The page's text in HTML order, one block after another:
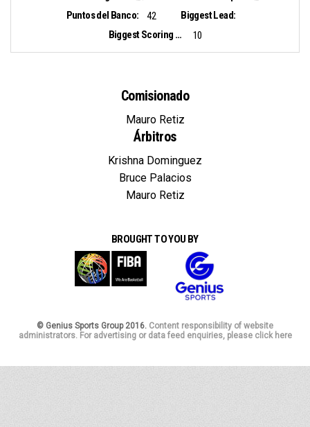
Puntos del Banco:
42
Biggest Lead:
Biggest Scoring Run:
10
Comisionado
Mauro Retiz
Árbitros
Krishna Dominguez
Bruce Palacios
Mauro Retiz
BROUGHT TO YOU BY
© Genius Sports Group 2016. Content responsibility of website
administrators. For advertising or data feed enquiries, please click here